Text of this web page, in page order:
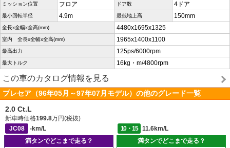
ミッション位置 フロア ドア数 4ドア
最小回転半径 4.9m 最低地上高 150mm
全長x全幅x全高(mm) 4480x1695x1325
室内 全長x全幅x全高(mm) 1965x1400x1100
最高出力 125ps/6000rpm
最大トルク 16kg・m/4800rpm
この車のカタログ情報を見る
プレセア（96年05月～97年07月モデル）の他のグレード一覧
2.0 Ct.L
新車時価格199.8万円(税抜)
JC08
-km/L 10・15
11.6km/L
満タンでどこまで走る？
満タンでどこまで走る？